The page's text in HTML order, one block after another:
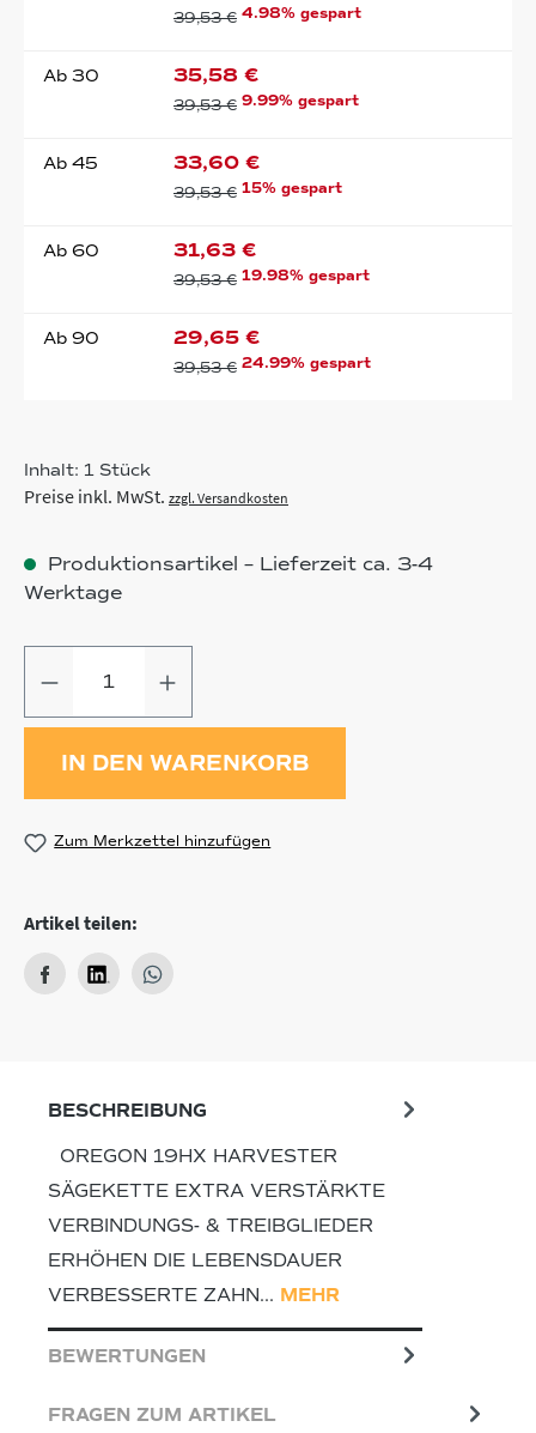
39,53 € 4.98% gespart
Ab 30 35,58 €
39,53 € 9.99% gespart
Ab 45 33,60 €
39,53 € 15% gespart
Ab 60 31,63 €
39,53 € 19.98% gespart
Ab 90 29,65 €
39,53 € 24.99% gespart
Inhalt: 1 Stück
Preise inkl. MwSt. zzgl. Versandkosten
Produktionsartikel – Lieferzeit ca. 3-4
Werktage
IN DEN WARENKORB
Zum Merkzettel hinzufügen
Artikel teilen:
BESCHREIBUNG
OREGON 19HX HARVESTER
SÄGEKETTE EXTRA VERSTÄRKTE
VERBINDUNGS- & TREIBGLIEDER
ERHÖHEN DIE LEBENSDAUER
VERBESSERTE ZAHN… MEHR
BEWERTUNGEN
FRAGEN ZUM ARTIKEL